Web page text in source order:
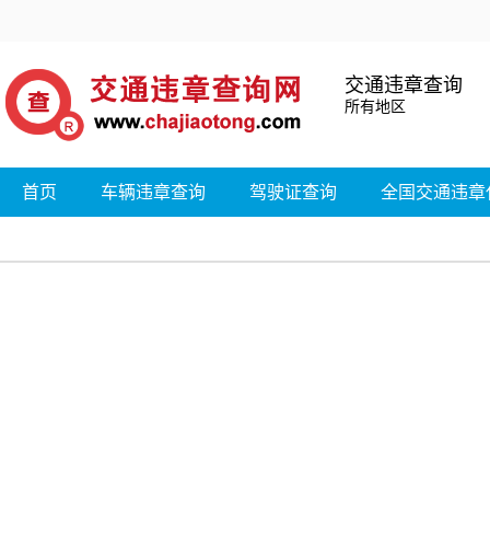
交通违章查询
所有地区
首页 车辆违章查询 驾驶证查询 全国交通违